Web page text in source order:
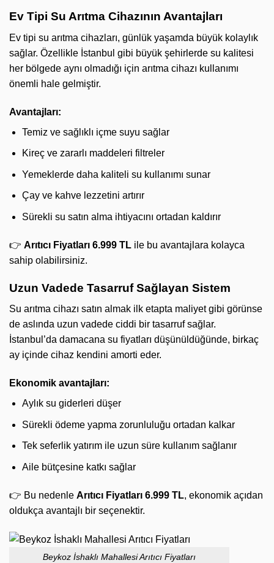
Ev Tipi Su Arıtma Cihazının Avantajları
Ev tipi su arıtma cihazları, günlük yaşamda büyük kolaylık
sağlar. Özellikle İstanbul gibi büyük şehirlerde su kalitesi
her bölgede aynı olmadığı için arıtma cihazı kullanımı
önemli hale gelmiştir.
Avantajları:
Temiz ve sağlıklı içme suyu sağlar
Kireç ve zararlı maddeleri filtreler
Yemeklerde daha kaliteli su kullanımı sunar
Çay ve kahve lezzetini artırır
Sürekli su satın alma ihtiyacını ortadan kaldırır
👉 Arıtıcı Fiyatları 6.999 TL ile bu avantajlara kolayca
sahip olabilirsiniz.
Uzun Vadede Tasarruf Sağlayan Sistem
Su arıtma cihazı satın almak ilk etapta maliyet gibi görünse
de aslında uzun vadede ciddi bir tasarruf sağlar.
İstanbul’da damacana su fiyatları düşünüldüğünde, birkaç
ay içinde cihaz kendini amorti eder.
Ekonomik avantajları:
Aylık su giderleri düşer
Sürekli ödeme yapma zorunluluğu ortadan kalkar
Tek seferlik yatırım ile uzun süre kullanım sağlanır
Aile bütçesine katkı sağlar
👉 Bu nedenle Arıtıcı Fiyatları 6.999 TL, ekonomik açıdan
oldukça avantajlı bir seçenektir.
Beykoz İshaklı Mahallesi Arıtıcı Fiyatları